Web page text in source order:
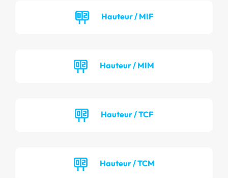
Hauteur / MIF
Hauteur / MIM
Hauteur / TCF
Hauteur / TCM